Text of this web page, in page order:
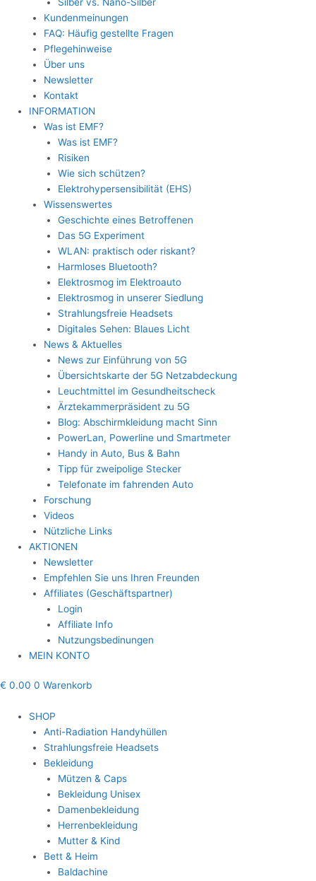
Kundenmeinungen
FAQ: Häufig gestellte Fragen
Pflegehinweise
Über uns
Newsletter
Kontakt
INFORMATION
Was ist EMF?
Was ist EMF?
Risiken
Wie sich schützen?
Elektrohypersensibilität (EHS)
Wissenswertes
Geschichte eines Betroffenen
Das 5G Experiment
WLAN: praktisch oder riskant?
Harmloses Bluetooth?
Elektrosmog im Elektroauto
Elektrosmog in unserer Siedlung
Strahlungsfreie Headsets
Digitales Sehen: Blaues Licht
News & Aktuelles
News zur Einführung von 5G
Übersichtskarte der 5G Netzabdeckung
Leuchtmittel im Gesundheitscheck
Ärztekammerpräsident zu 5G
Blog: Abschirmkleidung macht Sinn
PowerLan, Powerline und Smartmeter
Handy in Auto, Bus & Bahn
Tipp für zweipolige Stecker
Telefonate im fahrenden Auto
Forschung
Videos
Nützliche Links
AKTIONEN
Newsletter
Empfehlen Sie uns Ihren Freunden
Affiliates (Geschäftspartner)
Login
Affiliate Info
Nutzungsbedinungen
MEIN KONTO
€ 0.00 0 Warenkorb
SHOP
Anti-Radiation Handyhüllen
Strahlungsfreie Headsets
Bekleidung
Mützen & Caps
Bekleidung Unisex
Damenbekleidung
Herrenbekleidung
Mutter & Kind
Bett & Heim
Baldachine